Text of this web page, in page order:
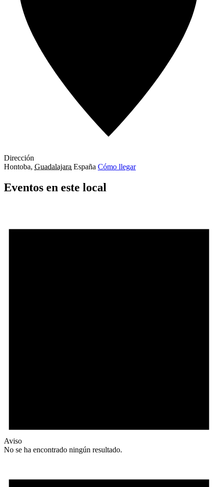
Dirección
Hontoba, Guadalajara España Cómo llegar
Eventos en este local
Aviso
No se ha encontrado ningún resultado.